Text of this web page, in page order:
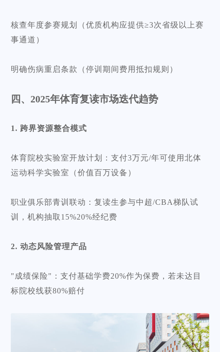
核查年度参赛规划（优质机构应提供≥3次省级以上赛
事通道）
明确伤病重启条款（停训期间费用抵扣规则）
四、2025年体育复读市场迭代趋势
1. 跨界资源整合模式
体育院校实验室开放计划：支付3万元/年可使用北体
运动科学实验室（价值百万设备）
职业俱乐部青训联动：复读生参与中超/CBA梯队试
训，机构抽取15%20%经纪费
2. 动态风险管理产品
"成绩保险"：支付基础学费20%作为保费，若未达目
标院校线获80%赔付